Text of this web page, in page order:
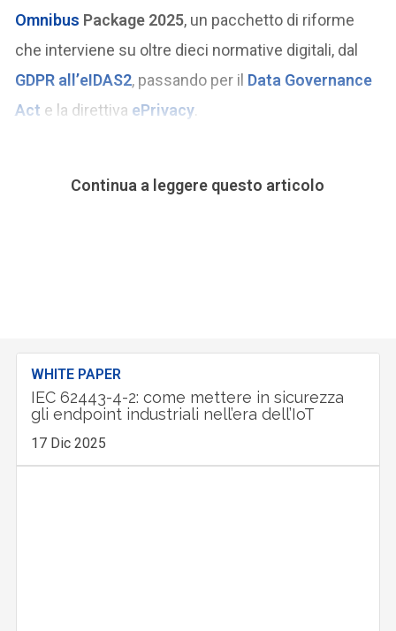
Omnibus Package 2025, un pacchetto di riforme
che interviene su oltre dieci normative digitali, dal
GDPR all’eIDAS2, passando per il Data Governance
Act e la direttiva ePrivacy
Continua a leggere questo articolo
WHITE PAPER
IEC 62443-4-2: come mettere in sicurezza
gli endpoint industriali nell’era dell’IoT
17 Dic 2025